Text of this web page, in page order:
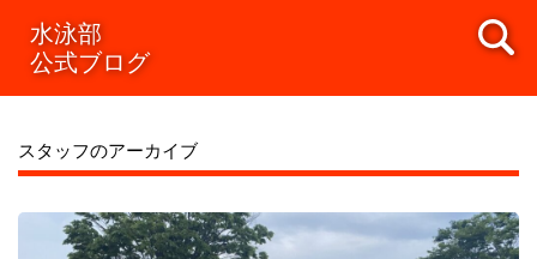
水泳部
公式ブログ
スタッフのアーカイブ